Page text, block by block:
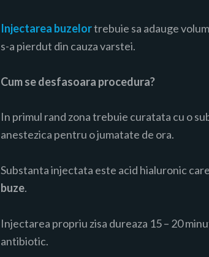
Injectarea buzelortrebuie sa adauge
s-a pierdut din cauza varstei.
Cum se desfasoara procedura?
In primul rand zona trebuie curatata cu o
anestezica pentru o jumatate de ora.
Substanta injectata este acid hialuronic
buze.
Injectarea propriu zisa dureaza 15 – 20
antibiotic.